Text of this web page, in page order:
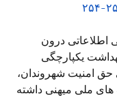
اطلاعاتی درون
یکپارچگی
امنیت شهروندان،
های ملی میهنی داشته